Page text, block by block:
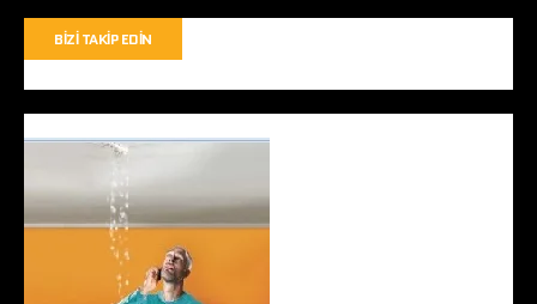
BIZI TAKIP EDIN